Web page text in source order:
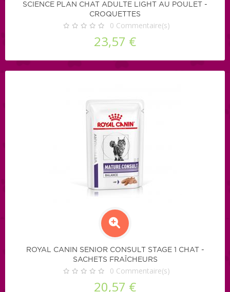
SCIENCE PLAN CHAT ADULTE LIGHT AU POULET -
CROQUETTES
0 Commentaire(s)
23,57 €
ROYAL CANIN SENIOR CONSULT STAGE 1 CHAT -
SACHETS FRAÎCHEURS
0 Commentaire(s)
20,57 €